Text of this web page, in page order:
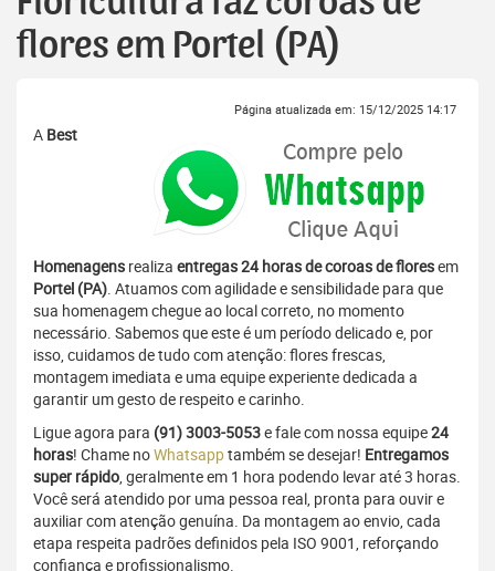
flores em Portel (PA)
Página atualizada em: 15/12/2025 14:17
A Best
Homenagens realiza entregas 24 horas de coroas de floresem
Portel (PA). Atuamos com agilidade e sensibilidade para que
sua homenagem chegue ao local correto, no momento
necessário. Sabemos que este é um período delicado e, por
isso, cuidamos de tudo com atenção: flores frescas,
montagem imediata e uma equipe experiente dedicada a
garantir um gesto de respeito e carinho.
Ligue agora para (91) 3003-5053e fale com nossa equipe24
horas! Chame noWhatsapptambém se desejar! Entregamos
super rápido, geralmente em 1 hora podendo levar até 3 horas.
Você será atendido por uma pessoa real, pronta para ouvir e
auxiliar com atenção genuína. Da montagem ao envio, cada
etapa respeita padrões definidos pela ISO 9001, reforçando
confiança e profissionalismo.